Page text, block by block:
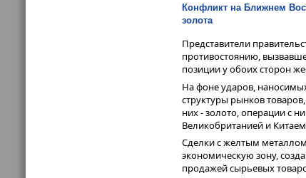
Конфликт на Ближнем
золота
Представители
противостоянию,
позиции у обоих сторон
На фоне ударов,
структуры рынков
них - золото, операции с
Великобританией и
Сделки с желтым
экономическую зону,
продажей сырьевых